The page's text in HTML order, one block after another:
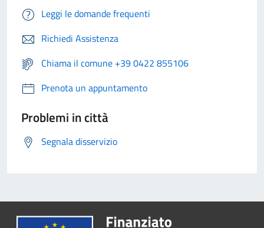
Leggi le domande frequenti
Richiedi Assistenza
Chiama il comune +39 0422 855106
Prenota un appuntamento
Problemi in città
Segnala disservizio